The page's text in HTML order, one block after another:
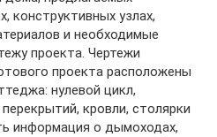
конструктивных узлах,
и необходимые
проекта. Чертежи
проекта расположены
нулевой цикл,
кровли, столярки
информация о дымоходах,